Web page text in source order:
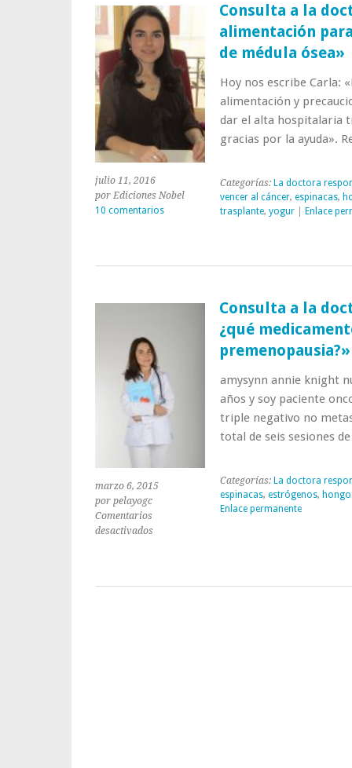
de
cáncer:
zumo
ácido
de
espinacas
julio 11, 2016
por Ediciones Nobel
10 comentarios
Consulta a la
alimentación
de médula ósea»
Hoy nos escribe Carla:
alimentación y
dar el alta hospitalaria
gracias por la ayuda».
Categorías: La doctora
vencer al cáncer, espinacas,
trasplante, yogur| Enlace
marzo 6, 2015
por pelayogc
Comentarios
desactivadosen
doctora:
Consulta a la
¿qué
premenopausia?»
amysynn annie knight
años y soy paciente
triple negativo no
total de seis sesiones
Categorías: La doctora
espinacas, estrógenos,
Enlace permanente